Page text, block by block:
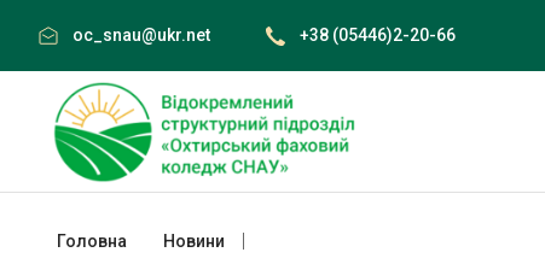
content
oc_snau@ukr.net +38 (05446)2-20-66
Головна Новини